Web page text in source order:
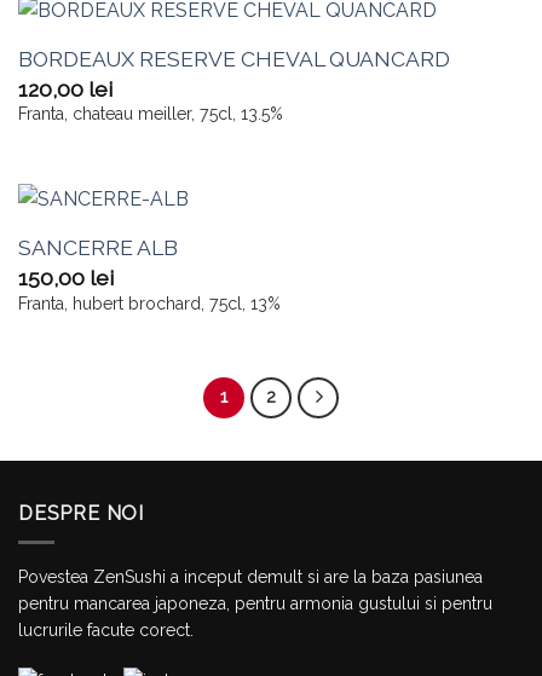
BORDEAUX RESERVE CHEVAL QUANCARD
120,00 lei
Franta, chateau meiller, 75cl, 13.5%
SANCERRE ALB
150,00 lei
Franta, hubert brochard, 75cl, 13%
1 2
DESPRE NOI
Povestea ZenSushi a inceput demult si are la baza pasiunea
pentru mancarea japoneza, pentru armonia gustului si pentru
lucrurile facute corect.